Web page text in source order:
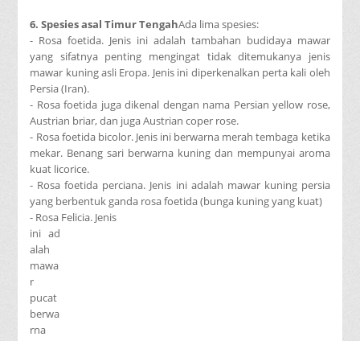
6. Spesies asal Timur TengahAda lima spesies:
- Rosa foetida. Jenis ini adalah tambahan budidaya mawar
yang sifatnya penting mengingat tidak ditemukanya jenis
mawar kuning asli Eropa. Jenis ini diperkenalkan perta kali oleh
Persia (Iran).
- Rosa foetida juga dikenal dengan nama Persian yellow rose,
Austrian briar, dan juga Austrian coper rose.
- Rosa foetida bicolor. Jenis ini berwarna merah tembaga ketika
mekar. Benang sari berwarna kuning dan mempunyai aroma
kuat licorice.
- Rosa foetida perciana. Jenis ini adalah mawar kuning persia
yang berbentuk ganda rosa foetida (bunga kuning yang kuat)
- Rosa Felicia. Jenis
ini ad
alah
mawa
r
pucat
berwa
rna